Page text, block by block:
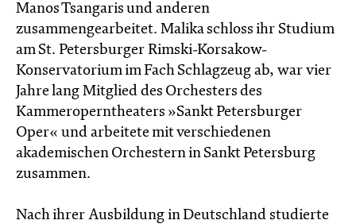
Manos Tsangaris und anderen
zusammengearbeitet. Malika schloss ihr Studium
am St. Petersburger Rimski-Korsakow-
Konservatorium im Fach Schlagzeug ab, war vier
Jahre lang Mitglied des Orchesters des
Kammeroperntheaters »Sankt Petersburger
Oper« und arbeitete mit verschiedenen
akademischen Orchestern in Sankt Petersburg
zusammen.
Nach ihrer Ausbildung in Deutschland studierte